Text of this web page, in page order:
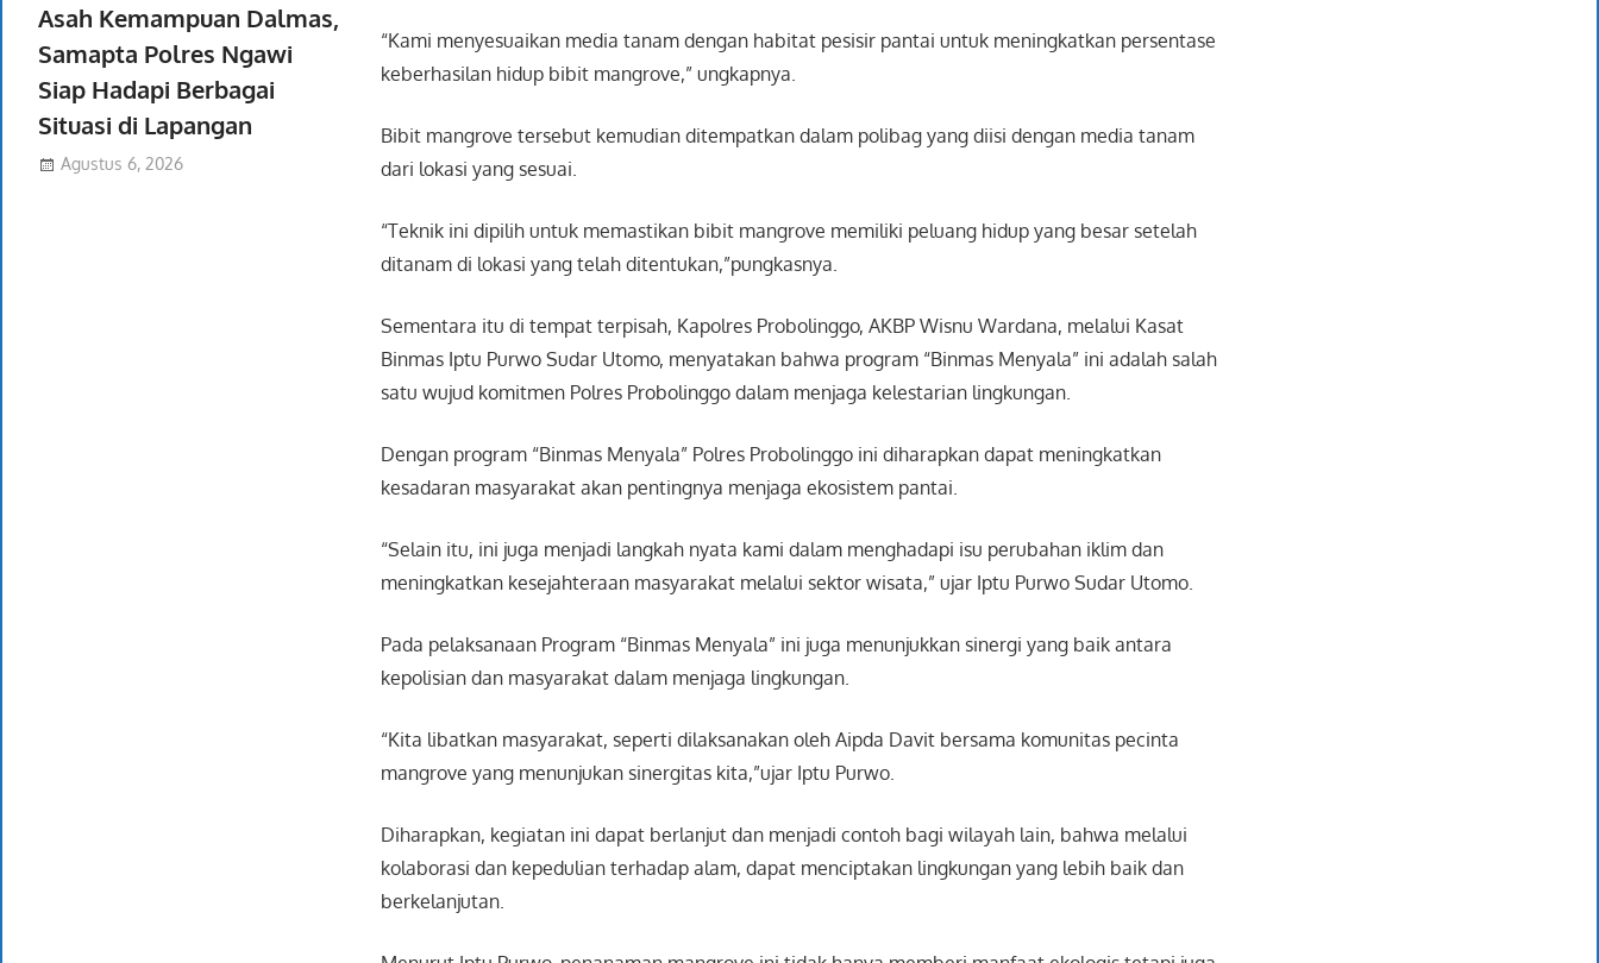
“Kami menyesuaikan media tanam dengan habitat pesisir pantai untuk meningkatkan persentase
keberhasilan hidup bibit mangrove,” ungkapnya.
Bibit mangrove tersebut kemudian ditempatkan dalam polibag yang diisi dengan media tanam
dari lokasi yang sesuai.
“Teknik ini dipilih untuk memastikan bibit mangrove memiliki peluang hidup yang besar setelah
ditanam di lokasi yang telah ditentukan,”pungkasnya.
Sementara itu di tempat terpisah, Kapolres Probolinggo, AKBP Wisnu Wardana, melalui Kasat
Binmas Iptu Purwo Sudar Utomo, menyatakan bahwa program “Binmas Menyala” ini adalah salah
satu wujud komitmen Polres Probolinggo dalam menjaga kelestarian lingkungan.
Dengan program “Binmas Menyala” Polres Probolinggo ini diharapkan dapat meningkatkan
kesadaran masyarakat akan pentingnya menjaga ekosistem pantai.
“Selain itu, ini juga menjadi langkah nyata kami dalam menghadapi isu perubahan iklim dan
meningkatkan kesejahteraan masyarakat melalui sektor wisata,” ujar Iptu Purwo Sudar Utomo.
Pada pelaksanaan Program “Binmas Menyala” ini juga menunjukkan sinergi yang baik antara
kepolisian dan masyarakat dalam menjaga lingkungan.
“Kita libatkan masyarakat, seperti dilaksanakan oleh Aipda Davit bersama komunitas pecinta
mangrove yang menunjukan sinergitas kita,”ujar Iptu Purwo.
Diharapkan, kegiatan ini dapat berlanjut dan menjadi contoh bagi wilayah lain, bahwa melalui
kolaborasi dan kepedulian terhadap alam, dapat menciptakan lingkungan yang lebih baik dan
berkelanjutan.
Asah Kemampuan Dalmas,
Samapta Polres Ngawi
Siap Hadapi Berbagai
Situasi di Lapangan
Agustus 6, 2026